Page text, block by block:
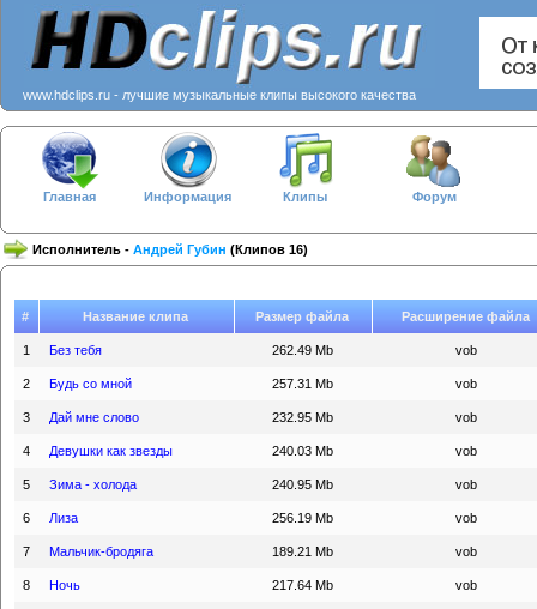
www.hdclips.ru - лучшие музыкальные клипы высокого качества
Главная Информация Клипы Форум
Исполнитель - Андрей Губин (Клипов 16)
# Название клипа Размер файла Расширение файла
1 Без тебя 262.49 Mb vob
2 Будь со мной 257.31 Mb vob
3 Дай мне слово 232.95 Mb vob
4 Девушки как звезды 240.03 Mb vob
5 Зима - холода 240.95 Mb vob
6 Лиза 256.19 Mb vob
7 Мальчик-бродяга 189.21 Mb vob
8 Ночь 217.64 Mb vob